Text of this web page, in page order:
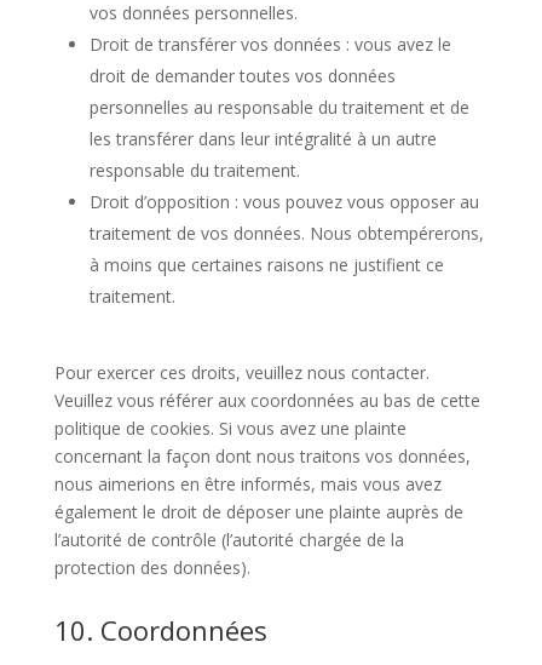
vos données personnelles.
Droit de transférer vos données : vous avez le
droit de demander toutes vos données
personnelles au responsable du traitement et de
les transférer dans leur intégralité à un autre
responsable du traitement.
Droit d’opposition : vous pouvez vous opposer au
traitement de vos données. Nous obtempérerons,
à moins que certaines raisons ne justifient ce
traitement.
Pour exercer ces droits, veuillez nous contacter.
Veuillez vous référer aux coordonnées au bas de cette
politique de cookies. Si vous avez une plainte
concernant la façon dont nous traitons vos données,
nous aimerions en être informés, mais vous avez
également le droit de déposer une plainte auprès de
l’autorité de contrôle (l’autorité chargée de la
protection des données).
10. Coordonnées